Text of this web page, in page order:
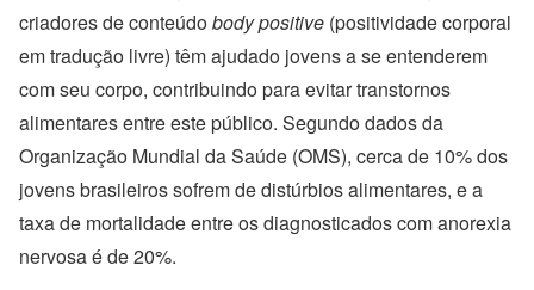
criadores de conteúdobody positive (positividade corporal
em tradução livre) têm ajudado jovens a se entenderem
com seu corpo, contribuindo para evitar transtornos
alimentares entre este público. Segundo dados da
Organização Mundial da Saúde (OMS), cerca de 10% dos
jovens brasileiros sofrem de distúrbios alimentares, e a
taxa de mortalidade entre os diagnosticados com anorexia
nervosa é de 20%.